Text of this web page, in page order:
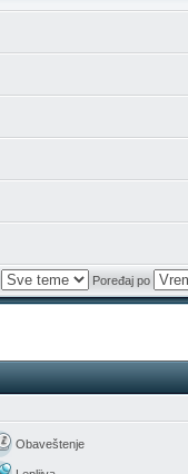
Poređaj po
Obaveštenje